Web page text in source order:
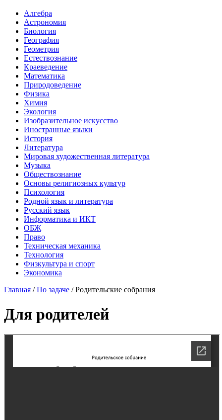
Алгебра
Астрономия
Биология
География
Геометрия
Естествознание
Краеведение
Математика
Природоведение
Физика
Химия
Экология
Изобразительное искусство
Иностранные языки
История
Литература
Мировая художественная литература
Музыка
Обществознание
Основы религиозных культур
Психология
Родной язык и литература
Русский язык
Информатика и ИКТ
ОБЖ
Право
Техническая механика
Технология
Физкультура и спорт
Экономика
Главная /По задаче /Родительские собрания
Для родителей